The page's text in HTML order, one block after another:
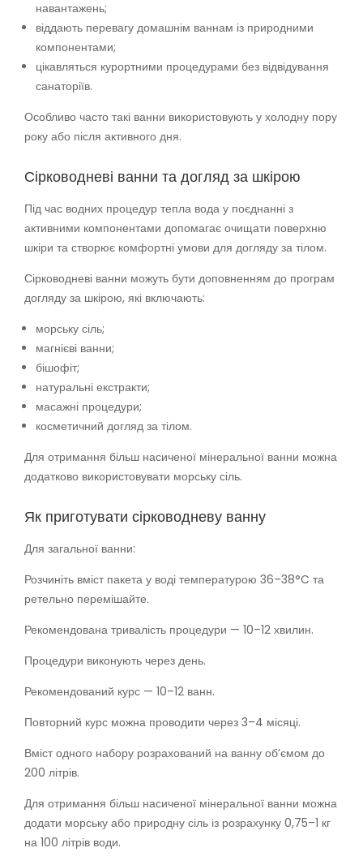
навантажень;
віддають перевагу домашнім ваннам із природними
компонентами;
цікавляться курортними процедурами без відвідування
санаторіїв.
Особливо часто такі ванни використовують у холодну пору
року або після активного дня.
Сірководневі ванни та догляд за шкірою
Під час водних процедур тепла вода у поєднанні з
активними компонентами допомагає очищати поверхню
шкіри та створює комфортні умови для догляду за тілом.
Сірководневі ванни можуть бути доповненням до програм
догляду за шкірою, які включають:
морську сіль;
магнієві ванни;
бішофіт;
натуральні екстракти;
масажні процедури;
косметичний догляд за тілом.
Для отримання більш насиченої мінеральної ванни можна
додатково використовувати морську сіль.
Як приготувати сірководневу ванну
Для загальної ванни:
Розчиніть вміст пакета у воді температурою 36–38°C та
ретельно перемішайте.
Рекомендована тривалість процедури — 10–12 хвилин.
Процедури виконують через день.
Рекомендований курс — 10–12 ванн.
Повторний курс можна проводити через 3–4 місяці.
Вміст одного набору розрахований на ванну об’ємом до
200 літрів.
Для отримання більш насиченої мінеральної ванни можна
додати морську або природну сіль із розрахунку 0,75–1 кг
на 100 літрів води.